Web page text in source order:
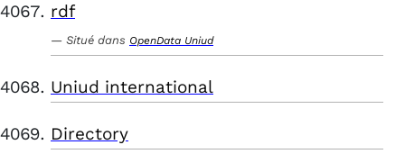
rdf
Situé dans OpenData Uniud
Uniud international
Directory